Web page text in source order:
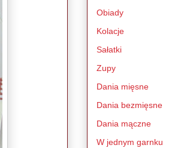
Obiady
Kolacje
Sałatki
Zupy
Dania mięsne
Dania bezmięsne
Dania mączne
W jednym garnku